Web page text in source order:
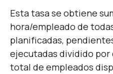
Esta tasa se obtiene
hora/empleado de
planificadas,
ejecutadas dividido
total de empleados